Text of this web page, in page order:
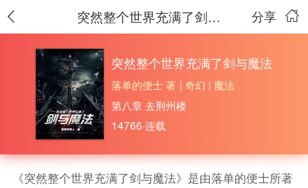
分享
突然整个世界充满了剑与魔法
突然整个世界充满了剑与魔法
落单的便士 著 | 奇幻 | 魔法
第八章 去荆州楼
14766·连载
《突然整个世界充满了剑与魔法》是由落单的便士所著